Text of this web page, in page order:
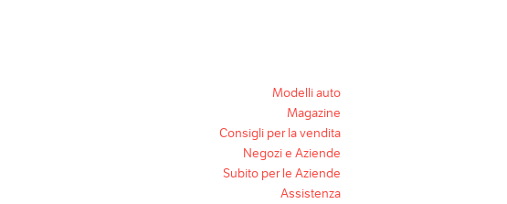
Modelli auto
Magazine
Consigli per la vendita
Negozi e Aziende
Subito per le Aziende
Assistenza